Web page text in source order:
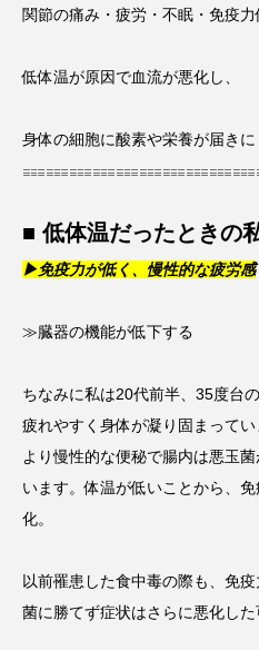
関節の痛み・疲労・不眠・免疫
低体温が原因で血流が悪化し、
身体の細胞に酸素や栄養が届きに
■ 低体温だったときの
▶免疫力が低く、慢性的な疲労感
≫臓器の機能が低下する
ちなみに私は20代前半、35度台
疲れやすく身体が凝り固まって
より慢性的な便秘で腸内は悪玉
います。体温が低いことから、
化。
以前罹患した食中毒の際も、免
菌に勝てず症状はさらに悪化した